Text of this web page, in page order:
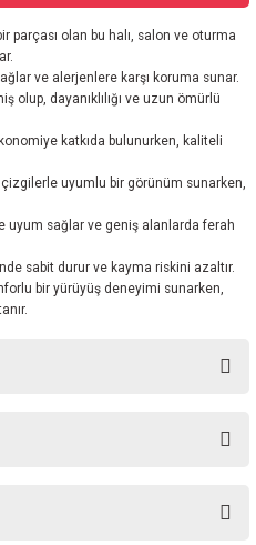
olan bu halı, salon ve oturma
ve alerjenlere karşı koruma sunar.
olup, dayanıklılığı ve uzun ömürlü
katkıda bulunurken, kaliteli
çizgilerle uyumlu bir görünüm sunarken,
uyum sağlar ve geniş alanlarda ferah
sabit durur ve kayma riskini azaltır.
bir yürüyüş deneyimi sunarken,